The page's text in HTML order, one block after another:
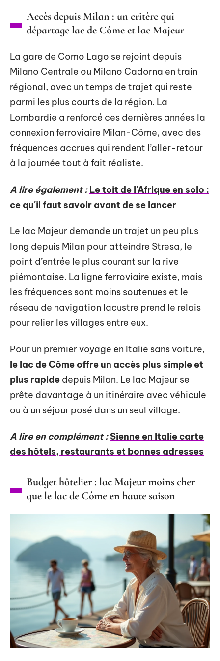
Accès depuis Milan : un critère qui
départage lac de Côme et lac Majeur
La gare de Como Lago se rejoint depuis
Milano Centrale ou Milano Cadorna en train
régional, avec un temps de trajet qui reste
parmi les plus courts de la région. La
Lombardie a renforcé ces dernières années la
connexion ferroviaire Milan-Côme, avec des
fréquences accrues qui rendent l’aller-retour
à la journée tout à fait réaliste.
A lire également : Le toit de l'Afrique en solo :
ce qu'il faut savoir avant de se lancer
Le lac Majeur demande un trajet un peu plus
long depuis Milan pour atteindre Stresa, le
point d’entrée le plus courant sur la rive
piémontaise. La ligne ferroviaire existe, mais
les fréquences sont moins soutenues et le
réseau de navigation lacustre prend le relais
pour relier les villages entre eux.
Pour un premier voyage en Italie sans voiture,
le lac de Côme offre un accès plus simple et
plus rapide depuis Milan. Le lac Majeur se
prête davantage à un itinéraire avec véhicule
ou à un séjour posé dans un seul village.
A lire en complément : Sienne en Italie carte
des hôtels, restaurants et bonnes adresses
Budget hôtelier : lac Majeur moins cher
que le lac de Côme en haute saison